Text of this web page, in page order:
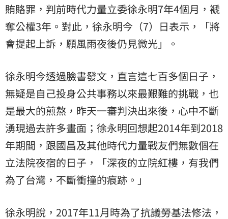
賄賂罪，判前時代力量立委徐永明7年4個月，褫
奪公權3年。對此，徐永明今（7）日表示，「將
會提起上訴，願風雨夜後仍見微光」。
徐永明今透過臉書發文，直言這七百多個日子，
無疑是自己投身公共事務以來最艱難的挑戰，也
是最大的煎熬，昨天一審判決出來後，心中不斷
湧現過去許多畫面；徐永明回想起2014年到2018
年期間，跟國昌及其他時代力量戰友們無數個在
立法院夜宿的日子，「深夜的立院紅樓，有我們
為了台灣，不斷衝撞的痕跡。」
徐永明說，2017年11月時為了抗議勞基法修法，